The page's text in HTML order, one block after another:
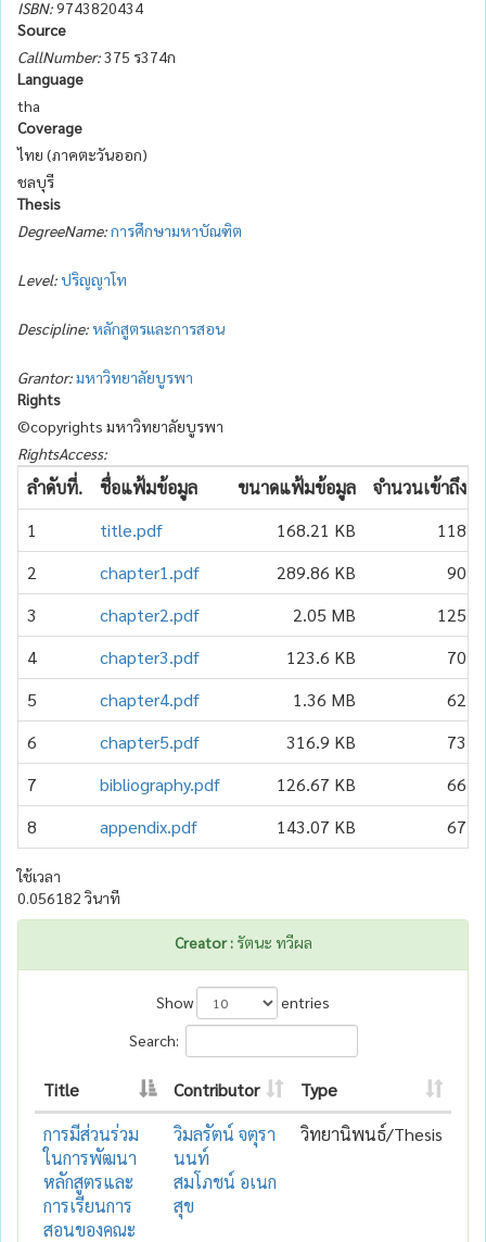
ISBN:9743820434
Source
CallNumber:375 ร374ก
Language
tha
Coverage
ไทย (ภาคตะวันออก)
ชลบุรี
Thesis
DegreeName:การศึกษามหาบัณฑิต
Level:ปริญญาโท
Descipline:หลักสูตรและการสอน
Grantor:มหาวิทยาลัยบูรพา
Rights
©copyrights มหาวิทยาลัยบูรพา
RightsAccess:
ลำดับที่. ชื่อแฟ้มข้อมูล ขนาดแฟ้มข้อมูล จำนวนเข้าถึง
1
title.pdf 168.21 KB 118
2
chapter1.pdf 289.86 KB 90
3
chapter2.pdf 2.05 MB 125
4
chapter3.pdf 123.6 KB 70
5
chapter4.pdf 1.36 MB 62
6
chapter5.pdf 316.9 KB 73
7
bibliography.pdf 126.67 KB 66
8
appendix.pdf 143.07 KB 67
ใช้เวลา
0.056182 วินาที
Creator :รัตนะ ทวีผล
Show
entries
Search:
Title Contributor
Type
การมีส่วนร่วม
ในการพัฒนา
หลักสูตรและ
การเรียนการ
สอนของคณะ
วิมลรัตน์ จตุรา
นนท์
สมโภชน์ อเนก
สุข
วิทยานิพนธ์/Thesis